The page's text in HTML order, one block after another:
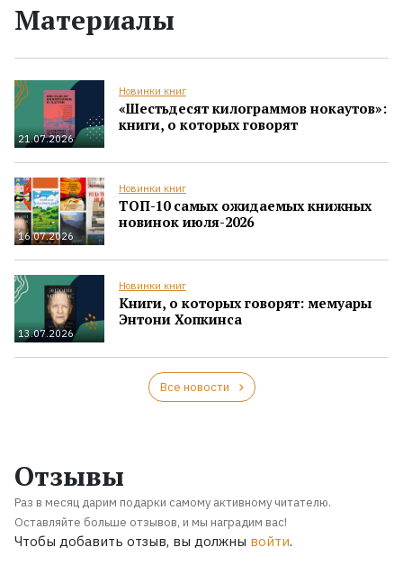
Материалы
21.07.2026
Новинки книг
«Шестьдесят килограммов нокаутов»:
книги, о которых говорят
16.07.2026
Новинки книг
ТОП-10 самых ожидаемых книжных
новинок июля-2026
13.07.2026
Новинки книг
Книги, о которых говорят: мемуары
Энтони Хопкинса
Все новости
Отзывы
Раз в месяц дарим подарки самому активному читателю.
Оставляйте больше отзывов, и мы наградим вас!
Чтобы добавить отзыв, вы должны войти.